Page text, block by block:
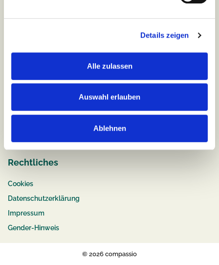
Details zeigen
Alle zulassen
Auswahl erlauben
Ablehnen
Ausbildung
Rechtliches
Cookies
Datenschutzerklärung
Impressum
Gender-Hinweis
© 2026 compassio